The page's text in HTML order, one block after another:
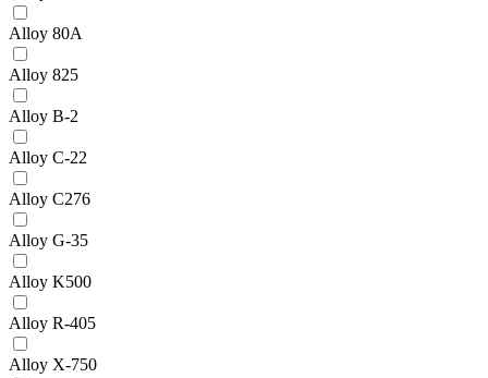
Alloy 80A
Alloy 825
Alloy B-2
Alloy C-22
Alloy C276
Alloy G-35
Alloy K500
Alloy R-405
Alloy X-750